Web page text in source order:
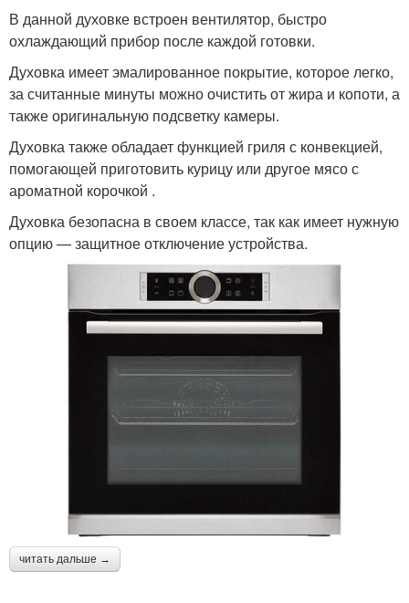
В данной духовке встроен вентилятор, быстро
охлаждающий прибор после каждой готовки.
Духовка имеет эмалированное покрытие, которое легко,
за считанные минуты можно очистить от жира и копоти, а
также оригинальную подсветку камеры.
Духовка также обладает функцией гриля с конвекцией,
помогающей приготовить курицу или другое мясо с
ароматной корочкой .
Духовка безопасна в своем классе, так как имеет нужную
опцию — защитное отключение устройства.
читать дальше →